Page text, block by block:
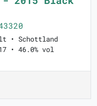
• Schottland
• 46.0% vol